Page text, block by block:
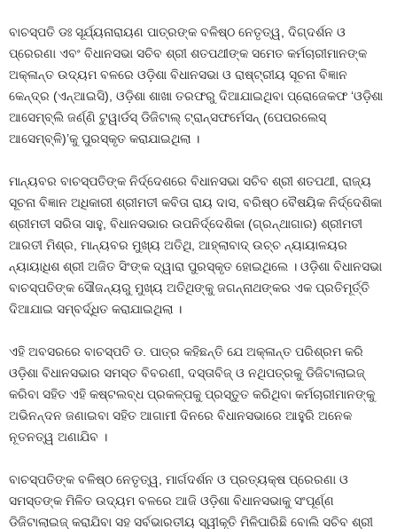
ବାଚସ୍ପତି ଡଃ ସୂର୍ଯ୍ୟନାରାୟଣ ପାତ୍ରଙ୍କ ବଳିଷ୍ଠ ନେତୃତ୍ୱ, ଦିଗ୍‌ଦର୍ଶନ ଓ
ପ୍ରେରଣା ଏବଂ ବିଧାନସଭା ସଚିବ ଶ୍ରୀ ଶତପଥୀଙ୍କ ସମେତ କର୍ମଚାରୀମାନଙ୍କ
ଅକ୍ଳାନ୍ତ ଉଦ୍ୟମ ବଳରେ ଓଡ଼ିଶା ବିଧାନସଭା ଓ ରାଷ୍ଟ୍ରୀୟ ସୂଚନା ବିଜ୍ଞାନ
କେନ୍ଦ୍ର (ଏନ୍‌ଆଇସି), ଓଡ଼ିଶା ଶାଖା ତରଫରୁ ଦିଆଯାଇଥିବା ପ୍ରୋଜେକଫ ‘ଓଡ଼ିଶା
ଆସେମ୍ବ୍ଲି ଜର୍ଣ୍ଣି ଟୁୱାର୍ଡସ୍‌ ଡିଜିଟାଲ୍‌ ଟ୍ରାନ୍ସଫର୍ମେସନ୍‌ (ପେପରଲେସ୍‌
ଆସେମ୍ବ୍ଳି)’କୁ ପୁରସ୍କୃତ କରାଯାଇଥିଲା ।
ମାନ୍ୟବର ବାଚସ୍ପତିଙ୍କ ନିର୍ଦ୍ଦେଶରେ ବିଧାନସଭା ସଚିବ ଶ୍ରୀ ଶତପଥୀ, ରାଜ୍ୟ
ସୂଚନା ବିଜ୍ଞାନ ଅଧିକାରୀ ଶ୍ରୀମତୀ କବିତା ରାୟ ଦାସ, ବରିଷ୍ଠ ବୈଷୟିକ ନିର୍ଦ୍ଦେଶିକା
ଶ୍ରୀମତୀ ସରିତା ସାହୁ, ବିଧାନସଭାର ଉପନିର୍ଦ୍ଦେଶିକା (ଗ୍ରନ୍ଥାଗାର) ଶ୍ରୀମତୀ
ଆରତୀ ମିଶ୍ର, ମାନ୍ୟବର ମୁଖ୍ୟ ଅତିଥି, ଆହ୍ଲାବାଦ୍‌ ଉଚ୍ଚ ନ୍ୟାୟାଳୟର
ନ୍ୟାୟାଧିଶ ଶ୍ରୀ ଅଜିତ ସିଂଙ୍କ ଦ୍ୱାରା ପୁରସ୍କୃତ ହୋଇଥିଲେ । ଓଡ଼ିଶା ବିଧାନସଭା
ବାଚସ୍ପତିଙ୍କ ସୌଜନ୍ୟରୁ ମୁଖ୍ୟ ଅତିଥିଙ୍କୁ ଜଗନ୍ନାଥଙ୍କର ଏକ ପ୍ରତିମୂର୍ତ୍ତି
ଦିଆଯାଇ ସମ୍ବର୍ଦ୍ଧିତ କରାଯାଇଥିଲା ।
ଏହି ଅବସରରେ ବାଚସ୍ପତି ଡ. ପାତ୍ର କହିଛନ୍ତି ଯେ ଅକ୍ଳାନ୍ତ ପରିଶ୍ରମ କରି
ଓଡ଼ିଶା ବିଧାନସଭାର ସମସ୍ତ ବିବରଣୀ, ଦସ୍ତାବିଜ୍‌ ଓ ନଥିପତ୍ରକୁ ଡିଜିଟାଲାଇଜ୍‌
କରିବା ସହିତ ଏହି କଷ୍ଟଲବ୍ଧ ପ୍ରକଳ୍ପକୁ ପ୍ରସ୍ତୁତ କରିଥିବା କର୍ମଚାରୀମାନଙ୍କୁ
ଅଭିନନ୍ଦନ ଜଣାଇବା ସହିତ ଆଗାମୀ ଦିନରେ ବିଧାନସଭାରେ ଆହୁରି ଅନେକ
ନୂତନତ୍ୱ ଅଣାଯିବ ।
ବାଚସ୍ପତିଙ୍କ ବଳିଷ୍ଠ ନେତୃତ୍ୱ, ମାର୍ଗଦର୍ଶନ ଓ ପ୍ରତ୍ୟକ୍ଷ ପ୍ରେରଣା ଓ
ସମସ୍ତଙ୍କ ମିଳିତ ଉଦ୍ୟମ ବଳରେ ଆଜି ଓଡ଼ିଶା ବିଧାନସଭାକୁ ସଂପୂର୍ଣ୍ଣ
ଡିଜିଟାଲାଇଜ୍‌ କରାଯିବା ସହ ସର୍ବଭାରତୀୟ ସ୍ୱୀକୃତି ମିଳିପାରିଛି ବୋଲି ସଚିବ ଶ୍ରୀ